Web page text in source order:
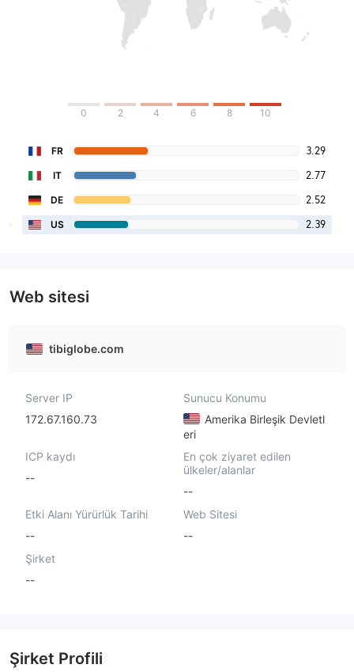
0 2 4 6 8 10
FR 3.29
IT 2.77
DE 2.52
US 2.39
Web sitesi
tibiglobe.com
Server IP
172.67.160.73
Sunucu Konumu
Amerika Birleşik Devletl
eri
ICP kaydı
--
En çok ziyaret edilen
ülkeler/alanlar
--
Etki Alanı Yürürlük Tarihi
--
Web Sitesi
--
Şirket
--
Şirket Profili